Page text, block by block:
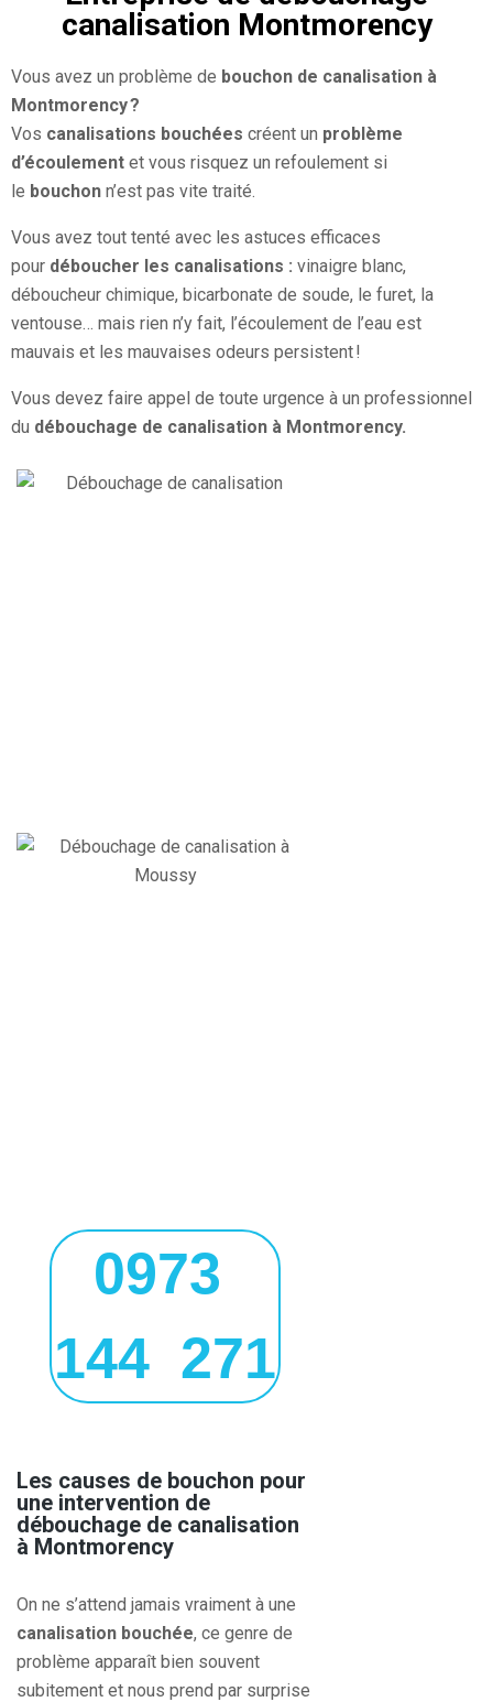
canalisation Montmorency​
Vous avez un problème de bouchon de canalisation à
Montmorency ?
Vos canalisations bouchées créent un problème
d’écoulement et vous risquez un refoulement si
le bouchon n’est pas vite traité.
Vous avez tout tenté avec les astuces efficaces
pour déboucher les canalisations : vinaigre blanc,
déboucheur chimique, bicarbonate de soude, le furet, la
ventouse… mais rien n’y fait, l’écoulement de l’eau est
mauvais et les mauvaises odeurs persistent !
Vous devez faire appel de toute urgence à un professionnel
du débouchage de canalisation à Montmorency.
0973
144 271
Les causes de bouchon pour
une intervention de
débouchage de canalisation
à Montmorency
On ne s’attend jamais vraiment à une
canalisation bouchée, ce genre de
problème apparaît bien souvent
subitement et nous prend par surprise